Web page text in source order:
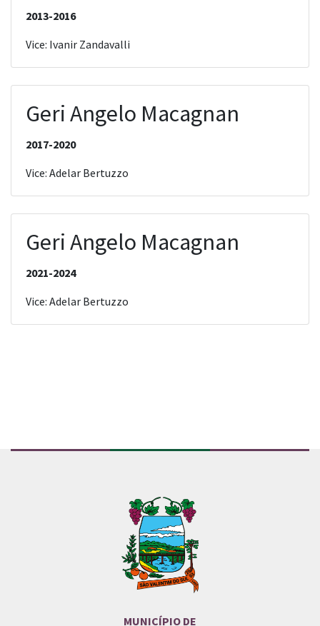
2013-2016
Vice: Ivanir Zandavalli
Geri Angelo Macagnan
2017-2020
Vice: Adelar Bertuzzo
Geri Angelo Macagnan
2021-2024
Vice: Adelar Bertuzzo
MUNICÍPIO DE